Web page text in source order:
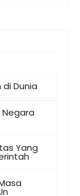
Dunia
Yang